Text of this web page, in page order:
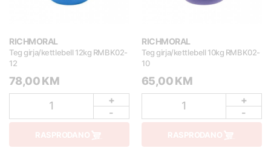
RICHMORAL
Teg girja/kettlebell 12kg RMBK02-
12
78,00 KM
1
+
-
RASPRODANO
RICHMORAL
Teg girja/kettlebell 10kg RMBK02-
10
65,00 KM
1
+
-
RASPRODANO